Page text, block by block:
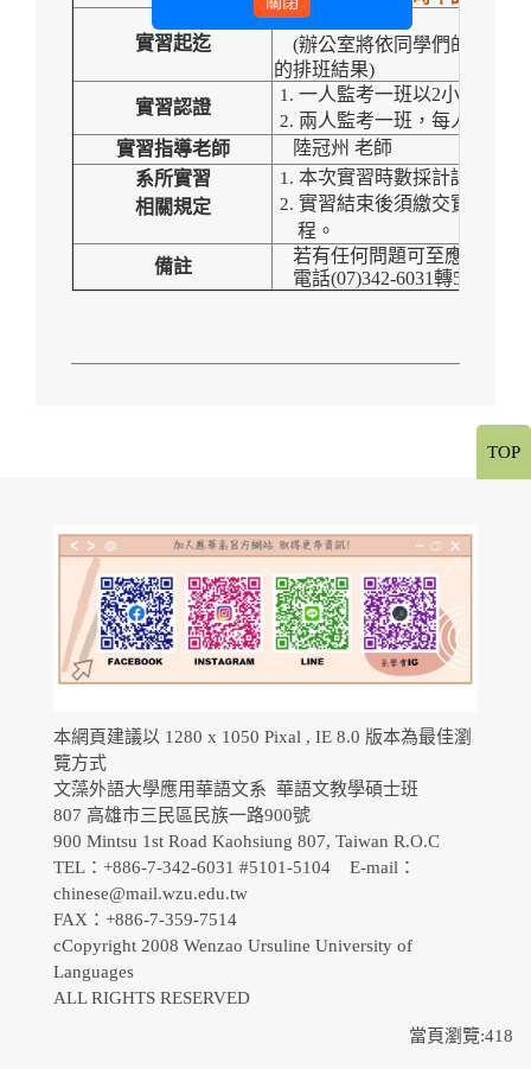
實習起迄
5/4(
)
(辦公室將依同學們的志願
的排班結果)
實習認證
一人監考一班以2小時計。
兩人監考一班，每人以
實習指導老師
陸冠州 老師
系所實習
相關規定
本次實習時數採計認列為
實習結束後須繳交實習心
程。
備註
若有任何問題可至應華系辦
電話(07)342-6031轉5103
本網頁建議以 1280 x 1050 Pixal , IE 8.0 版本為最佳瀏
覽方式
文藻外語大學應用華語文系 華語文教學碩士班
807 高雄市三民區民族一路900號
900 Mintsu 1st Road Kaohsiung 807, Taiwan R.O.C
TEL：+886-7-342-6031 #5101-5104 E-mail：
chinese@mail.wzu.edu.tw
FAX：+886-7-359-7514
cCopyright 2008 Wenzao Ursuline University of
Languages
ALL RIGHTS RESERVED
當頁瀏覽:418
TOP